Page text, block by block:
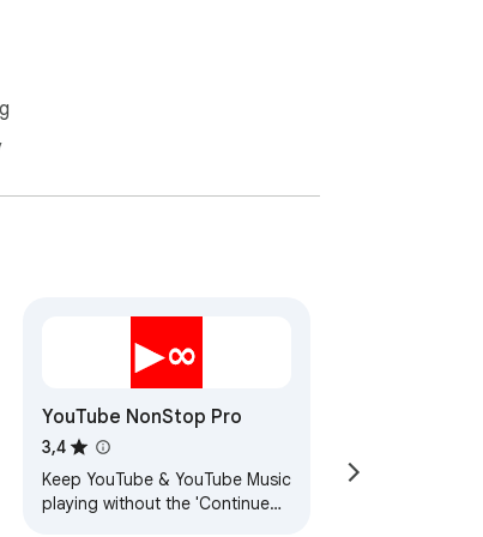
YouTube NonStop Pro
3,4
Keep YouTube & YouTube Music
playing without the 'Continue